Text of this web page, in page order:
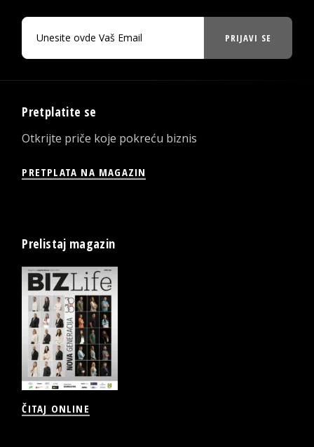
PRIJAVI SE
Pretplatite se
Otkrijte priče koje pokreću biznis
PRETPLATA NA MAGAZIN
Prelistaj magazin
ČITAJ ONLINE